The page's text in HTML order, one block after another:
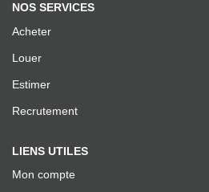
NOS SERVICES
Acheter
Louer
Estimer
Recrutement
LIENS UTILES
Mon compte